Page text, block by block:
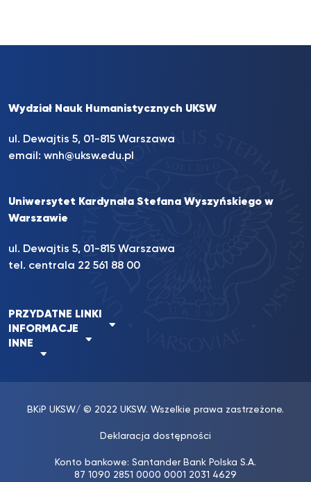
Wydział Nauk Humanistycznych UKSW
ul. Dewajtis 5, 01-815 Warszawa
email: wnh@uksw.edu.pl
Uniwersytet Kardynała Stefana Wyszyńskiego w
Warszawie
ul. Dewajtis 5, 01-815 Warszawa
tel. centrala 22 561 88 00
PRZYDATNE LINKI
INFORMACJE
INNE
BKiP UKSW/ © 2022 UKSW. Wszelkie prawa zastrzeżone.
Deklaracja dostępności
Konto bankowe: Santander Bank Polska S.A.
87 1090 2851 0000 0001 2031 4629